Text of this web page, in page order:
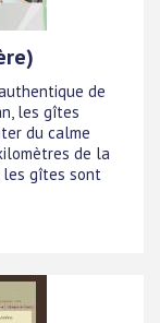
de
les gîtes
du calme
de la
les gîtes sont